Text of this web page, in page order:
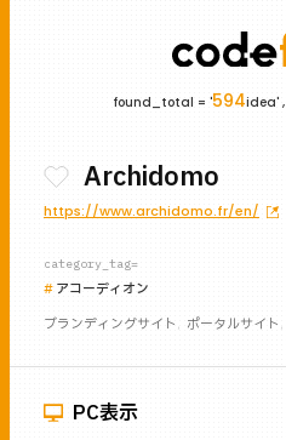
found_total = '594idea' ,
PC表示
Archidomo
https://www.archidomo.fr/en/
category_tag=
アコーディオン
ブランディングサイト
ポータルサイト